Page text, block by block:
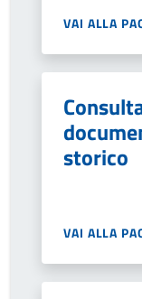
VAI ALLA
storico
VAI ALLA